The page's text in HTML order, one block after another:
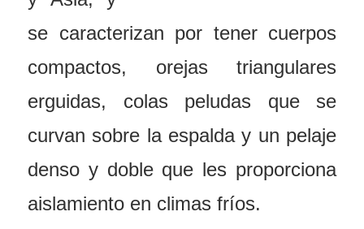
se caracterizan por tener cuerpos
compactos, orejas triangulares
erguidas, colas peludas que se
curvan sobre la espalda y un pelaje
denso y doble que les proporciona
aislamiento en climas fríos.